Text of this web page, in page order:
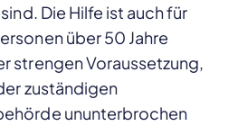
Die Hilfe ist auch für
über 50 Jahre
strengen Voraussetzung,
zuständigen
ununterbrochen